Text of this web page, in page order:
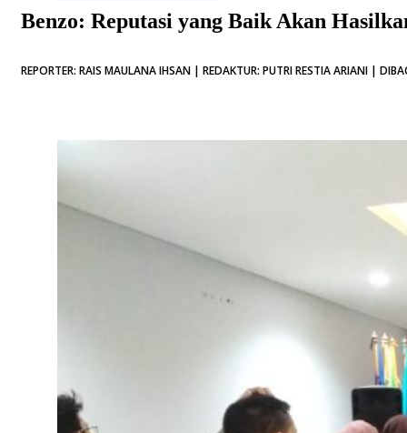
Benzo: Reputasi yang Baik Akan
REPORTER: RAIS MAULANA IHSAN | REDAKTUR: PUTRI RESTIA ARIANI |